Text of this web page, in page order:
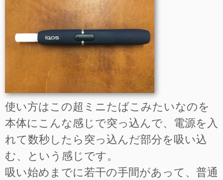
使い方はこの超ミニたばこみたいなのを
本体にこんな感じで突っ込んで、電源を入
れて数秒したら突っ込んだ部分を吸い込
む、という感じです。
吸い始めまでに若干の手間があって、普通